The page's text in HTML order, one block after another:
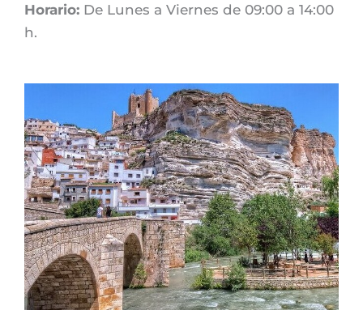
Horario: De Lunes a Viernes de 09:00 a 14:00
h.